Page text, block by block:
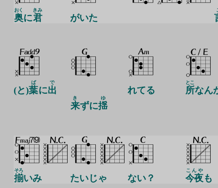
奥
おく
に君
きみ
がいた
(と)葉
ば
に出
で
来
き
ずに揺
ゆ
れてる 所
とこ
なん
揃
そろ
いみ たいじゃ ない？ 今夜
こんや
も